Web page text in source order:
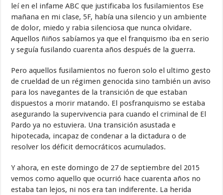
leí en el infame ABC que justificaba los fusilamientos Ese
mañana en mi clase, 5F, había una silencio y un ambiente
de dolor, miedo y rabia silenciosa que nunca olvidare.
Aquellos ñiños sabíamos ya que el franquismo iba en serio
y seguía fusilando cuarenta años después de la guerra.
Pero aquellos fusilamientos no fueron solo el ultimo gesto
de crueldad de un régimen genocida sino también un aviso
para los navegantes de la transición de que estaban
dispuestos a morir matando. El posfranquismo se estaba
asegurando la supervivencia para cuando el criminal de El
Pardo ya no estuviera. Una transición asustada e
hipotecada, incapaz de condenar a la dictadura o de
resolver los déficit democráticos acumulados.
Y ahora, en este domingo de 27 de septiembre del 2015
vemos como aquello que ocurrió hace cuarenta años no
estaba tan lejos, ni nos era tan indiferente. La herida